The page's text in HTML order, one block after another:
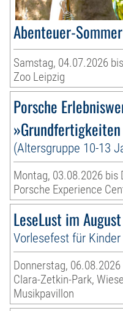
Abenteuer-
Samstag, 04.07.2026
Zoo Leipzig
Porsche
(Altersgruppe 10-13
Montag, 03.08.2026 bis
Porsche Experience
LeseLust im August
Vorlesefest für
Donnerstag,
Clara-Zetkin-Park,
Musikpavillon